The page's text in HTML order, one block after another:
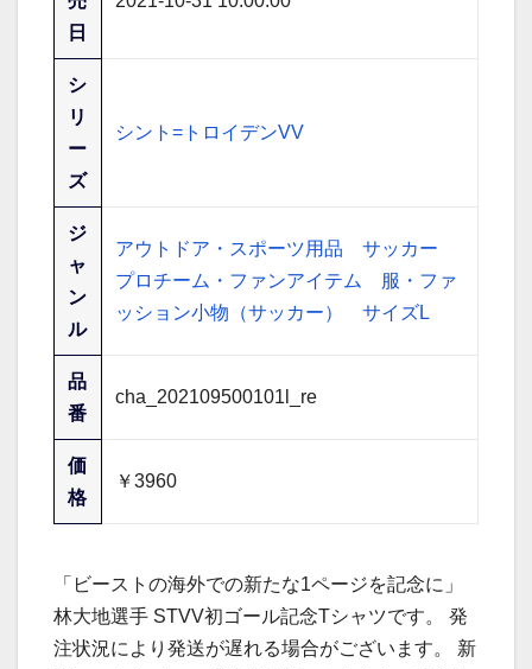
日
シ
リ
ー
ズ
シント=トロイデンVV
ジ
ャ
ン
ル
アウトドア・スポーツ用品
サッカー
プロチーム・ファンアイテム
服・ファ
ッション小物（サッカー）
サイズL
品
番
cha_202109500101l_re
価
格
￥3960
「ビーストの海外での新たな1ページを記念に」
林大地選手 STVV初ゴール記念Tシャツです。 発
注状況により発送が遅れる場合がございます。 新